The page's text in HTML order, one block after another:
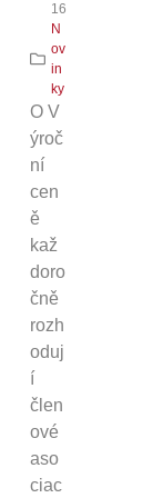
16
N
ov
in
ky
O V
ýroč
ní
cen
ě
kaž
doro
čně
rozh
oduj
í
člen
ové
aso
ciac